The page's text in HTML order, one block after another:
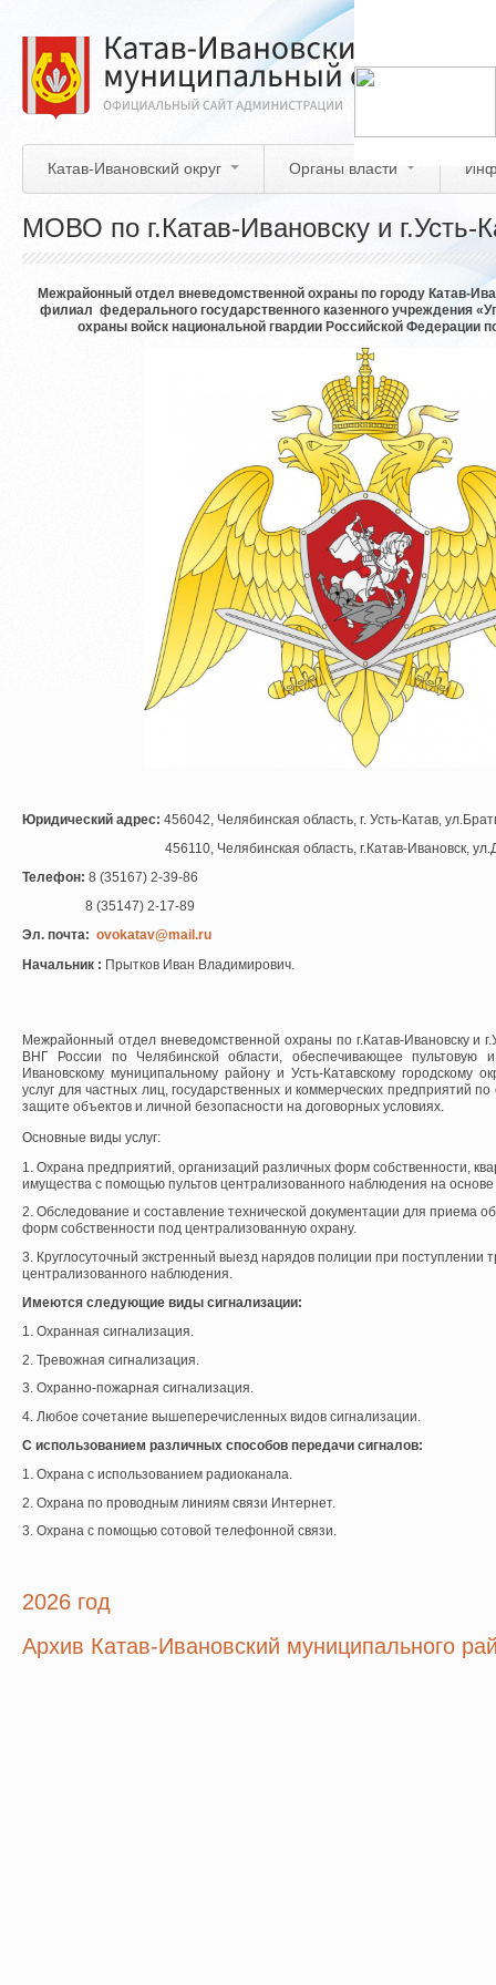
основному
содержанию
Катав-Ивановский округ Органы власти
МОВО по г.Катав-Ивановску и г.Усть-
Межрайонный отдел вневедомственной охраны по городу Катав-
филиал федерального государственного казенного учреждения
охраны войск национальной гвардии Российской Федерации
Юридический адрес: 456042, Челябинская область, г. Усть-Катав,
456110, Челябинская область, г.Катав-Ивановск,
Телефон: 8 (35167) 2-39-86
8 (35147) 2-17-89
Эл. почта: ovokatav@mail.ru
Начальник : Прытков Иван Владимирович.
Межрайонный отдел вневедомственной охраны по г.Катав-Ивановску и
ВНГ России по Челябинской области, обеспечивающее пультовую
Ивановскому муниципальному району и Усть-Катавскому городскому
услуг для частных лиц, государственных и коммерческих предприятий
защите объектов и личной безопасности на договорных условиях.
Основные виды услуг:
1. Охрана предприятий, организаций различных форм собственности,
имущества с помощью пультов централизованного наблюдения на основе
2. Обследование и составление технической документации для приема
форм собственности под централизованную охрану.
3. Круглосуточный экстренный выезд нарядов полиции при поступлении
централизованного наблюдения.
Имеются следующие виды сигнализации:
1. Охранная сигнализация.
2. Тревожная сигнализация.
3. Охранно-пожарная сигнализация.
4. Любое сочетание вышеперечисленных видов сигнализации.
С использованием различных способов передачи сигналов:
1. Охрана с использованием радиоканала.
2. Охрана по проводным линиям связи Интернет.
3. Охрана с помощью сотовой телефонной связи.
2026 год
Архив Катав-Ивановский муниципального